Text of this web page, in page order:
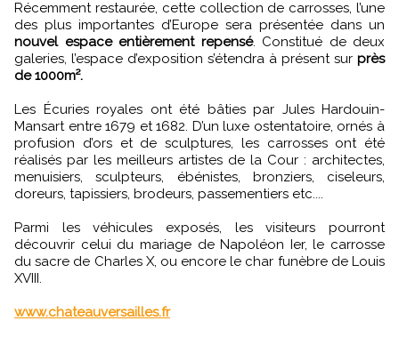
Récemment restaurée, cette collection de carrosses, l’une
des plus importantes d’Europe sera présentée dans un
nouvel espace entièrement repensé. Constitué de deux
galeries, l’espace d’exposition s’étendra à présent sur près
de 1000m².
Les Écuries royales ont été bâties par Jules Hardouin-
Mansart entre 1679 et 1682. D’un luxe ostentatoire, ornés à
profusion d’ors et de sculptures, les carrosses ont été
réalisés par les meilleurs artistes de la Cour : architectes,
menuisiers, sculpteurs, ébénistes, bronziers, ciseleurs,
doreurs, tapissiers, brodeurs, passementiers etc....
Parmi les véhicules exposés, les visiteurs pourront
découvrir celui du mariage de Napoléon Ier, le carrosse
du sacre de Charles X, ou encore le char funèbre de Louis
XVIII.
www.chateauversailles.fr